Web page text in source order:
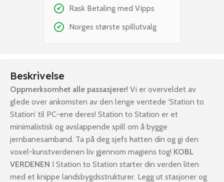
✔ Rask Betaling med Vipps
✔ Norges største spillutvalg
Beskrivelse
Oppmerksomhet alle passasjerer! Vi er overveldet av
glede over ankomsten av den lenge ventede ‘Station to
Station’ til PC-ene deres! Station to Station er et
minimalistisk og avslappende spill om å bygge
jernbanesamband. Ta på deg sjefs hatten din og gi den
voxel-kunstverdenen liv gjennom magiens tog! KOBL
VERDENEN I Station to Station starter din verden liten
med et knippe landsbygdsstrukturer. Legg ut stasjoner og